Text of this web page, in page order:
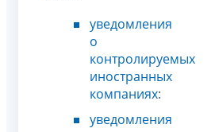
уведомления
о
контролируемых
иностранных
компаниях:
уведомления